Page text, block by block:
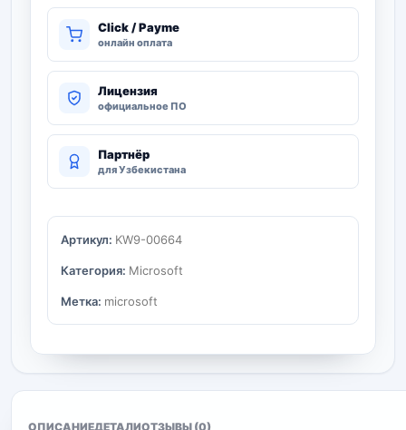
Click / Payme
онлайн оплата
Лицензия
официальное ПО
Партнёр
для Узбекистана
Артикул: KW9-00664
Категория: Microsoft
Метка: microsoft
ОПИСАНИЕДЕТАЛИОТЗЫВЫ (0)